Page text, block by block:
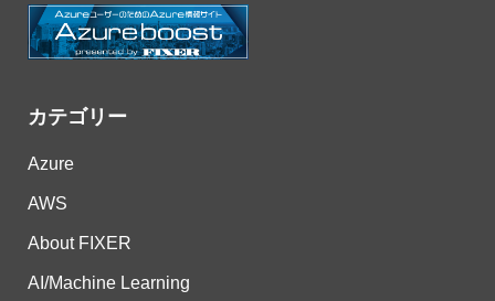
カテゴリー
Azure
AWS
About FIXER
AI/Machine Learning